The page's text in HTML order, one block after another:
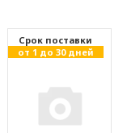
Cрок поставки
от 1 до 30 дней